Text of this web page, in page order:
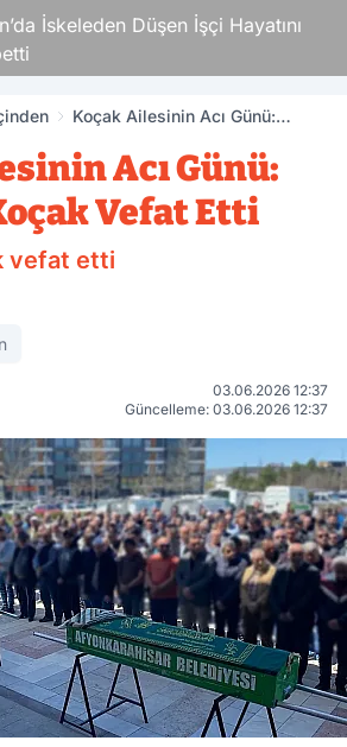
İskeleden Düşen İşçi Hayatını
Koçak Ailesinin Acı Günü:
Acı Günü:
Vefat Etti
vefat etti
03.06.2026 12:37
Güncelleme: 03.06.2026 12:37